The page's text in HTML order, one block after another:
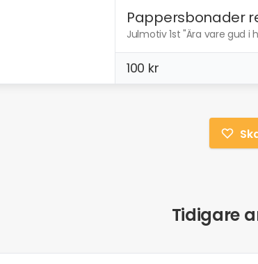
Pappersbonader
Julmotiv 1st "Ära vare gud i
100 kr
Tidigare